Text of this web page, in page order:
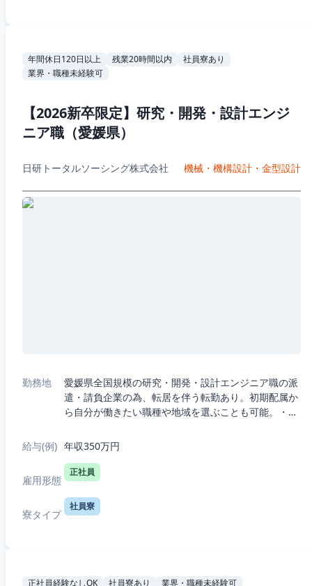
年間休日120日以上 残業20時間以内
社員寮あり
業界・職種未経験可
【2026新卒限定】研究・開発・設計エンジ
ニア職（愛媛県）
日研トータルソーシング株式会社 機械・機構設計・金型設計
勤務地
愛媛県全国規模の研究・開発・設計エンジニア職の派
遣・請負企業の為、転居を伴う転勤あり。初期配属か
ら自分が働きたい職種や地域を選ぶことも可能。・5
R&D（化学生物系）・7つの勤務エリアか...
給与(例) 年収350万円
雇用形態
正社員
寮タイプ
社員寮
正社員経験なしOK 社員寮あり 業界・職種未経験可